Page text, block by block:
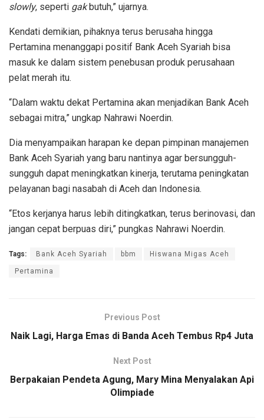
slowly, seperti gakbutuh,” ujarnya.
Kendati demikian, pihaknya terus berusaha hingga
Pertamina menanggapi positif Bank Aceh Syariah bisa
masuk ke dalam sistem penebusan produk perusahaan
pelat merah itu.
“Dalam waktu dekat Pertamina akan menjadikan Bank Aceh
sebagai mitra,” ungkap Nahrawi Noerdin.
Dia menyampaikan harapan ke depan pimpinan manajemen
Bank Aceh Syariah yang baru nantinya agar bersungguh-
sungguh dapat meningkatkan kinerja, terutama peningkatan
pelayanan bagi nasabah di Aceh dan Indonesia.
“Etos kerjanya harus lebih ditingkatkan, terus berinovasi, dan
jangan cepat berpuas diri,” pungkas Nahrawi Noerdin.
Tags: Bank Aceh Syariah bbm Hiswana Migas Aceh
Pertamina
Previous Post
Naik Lagi, Harga Emas di Banda Aceh Tembus Rp4 Juta
Next Post
Berpakaian Pendeta Agung, Mary Mina Menyalakan Api
Olimpiade